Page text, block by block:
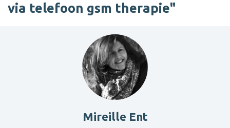
via telefoon gsm therapie"
Mireille Ent